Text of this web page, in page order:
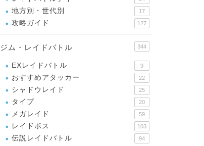
地方別・世代別 17
攻略ガイド 127
ジム・レイドバトル 344
EXレイドバトル 9
おすすめアタッカー 22
シャドウレイド 25
タイプ 20
メガレイド 59
レイドボス 103
伝説レイドバトル 94